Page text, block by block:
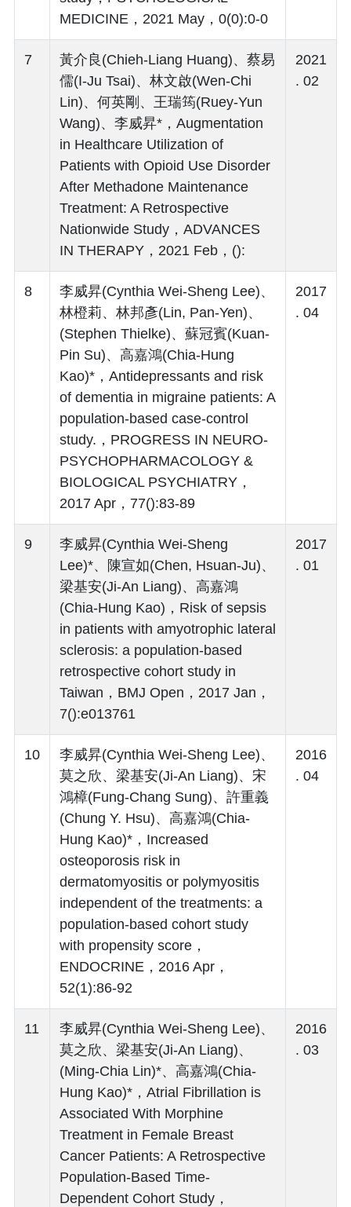
MEDICINE，2021 May，0(0):0-0
7
黃介良(Chieh-Liang Huang)、蔡易
儒(I-Ju Tsai)、林文啟(Wen-Chi
Lin)、何英剛、王瑞筠(Ruey-Yun
Wang)、李威昇*，Augmentation
in Healthcare Utilization of
Patients with Opioid Use Disorder
After Methadone Maintenance
Treatment: A Retrospective
Nationwide Study，ADVANCES
IN THERAPY，2021 Feb，():
2021
. 02
8
李威昇(Cynthia Wei-Sheng Lee)、
林橙莉、林邦彥(Lin, Pan-Yen)、
(Stephen Thielke)、蘇冠賓(Kuan-
Pin Su)、高嘉鴻(Chia-Hung
Kao)*，Antidepressants and risk
of dementia in migraine patients: A
population-based case-control
study.，PROGRESS IN NEURO-
PSYCHOPHARMACOLOGY &
BIOLOGICAL PSYCHIATRY，
2017 Apr，77():83-89
2017
. 04
9
李威昇(Cynthia Wei-Sheng
Lee)*、陳宣如(Chen, Hsuan-Ju)、
梁基安(Ji-An Liang)、高嘉鴻
(Chia-Hung Kao)，Risk of sepsis
in patients with amyotrophic lateral
sclerosis: a population-based
retrospective cohort study in
Taiwan，BMJ Open，2017 Jan，
7():e013761
2017
. 01
10
李威昇(Cynthia Wei-Sheng Lee)、
莫之欣、梁基安(Ji-An Liang)、宋
鴻樟(Fung-Chang Sung)、許重義
(Chung Y. Hsu)、高嘉鴻(Chia-
Hung Kao)*，Increased
osteoporosis risk in
dermatomyositis or polymyositis
independent of the treatments: a
population-based cohort study
with propensity score，
ENDOCRINE，2016 Apr，
52(1):86-92
2016
. 04
11
李威昇(Cynthia Wei-Sheng Lee)、
莫之欣、梁基安(Ji-An Liang)、
(Ming-Chia Lin)*、高嘉鴻(Chia-
Hung Kao)*，Atrial Fibrillation is
Associated With Morphine
Treatment in Female Breast
Cancer Patients: A Retrospective
Population-Based Time-
Dependent Cohort Study，
2016
. 03